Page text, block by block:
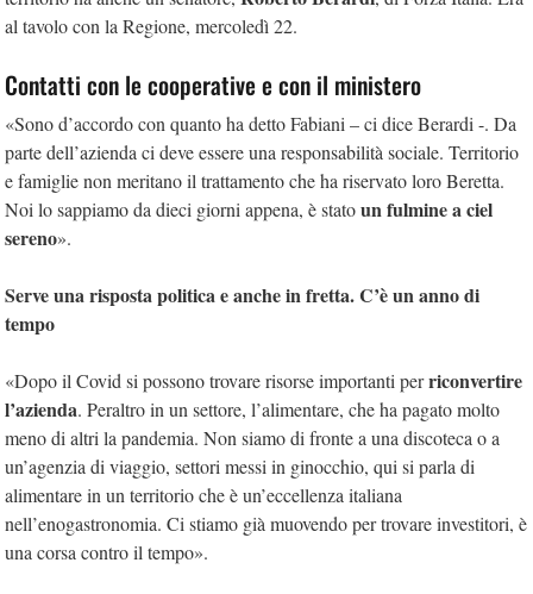
al tavolo con la Regione, mercoledì 22.
Contatti con le cooperative e con il ministero
«Sono d’accordo con quanto ha detto Fabiani – ci dice Berardi -. Da
parte dell’azienda ci deve essere una responsabilità sociale. Territorio
e famiglie non meritano il trattamento che ha riservato loro Beretta.
Noi lo sappiamo da dieci giorni appena, è statoun fulmine a ciel
sereno».
Serve una risposta politica e anche in fretta. C’è un anno di
tempo
«Dopo il Covid si possono trovare risorse importanti perriconvertire
l’azienda. Peraltro in un settore, l’alimentare, che ha pagato molto
meno di altri la pandemia. Non siamo di fronte a una discoteca o a
un’agenzia di viaggio, settori messi in ginocchio, qui si parla di
alimentare in un territorio che è un’eccellenza italiana
nell’enogastronomia. Ci stiamo già muovendo per trovare investitori, è
una corsa contro il tempo».